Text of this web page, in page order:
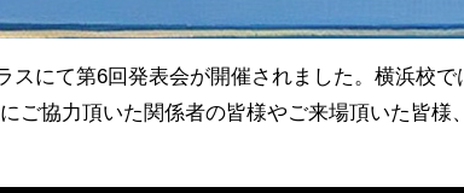
にて第6回発表会が開催されました。横浜校
ご協力頂いた関係者の皆様やご来場頂いた皆様